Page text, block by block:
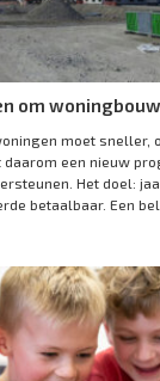
om
moet sneller,
daarom een nieuw
Het doel:
betaalbaar. Een